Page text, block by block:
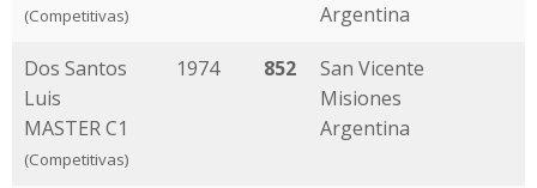
(Competitivas)
Argentina
Dos Santos
Luis
MASTER C1
(Competitivas)
1974 852
San Vicente
Misiones
Argentina